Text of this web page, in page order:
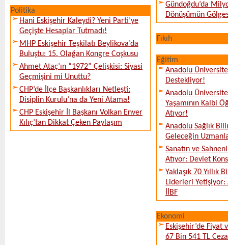
Politika
Hani Eskişehir Kaleydi? Yeni Parti’ye
Geçişte Hesaplar Tutmadı!
MHP Eskişehir Teşkilatı Beylikova’da
Buluştu: 15. Olağan Kongre Coşkusu
Ahmet Ataç’ın “1972” Çelişkisi: Siyasi
Geçmişini mi Unuttu?
CHP’de İlçe Başkanlıkları Netleşti:
Disiplin Kurulu’na da Yeni Atama!
CHP Eskişehir İl Başkanı Volkan Enver
Kılıç’tan Dikkat Çeken Paylaşım
Gündoğdu’da
Dönüşümün
Fıkıh
Eğitim
Anadolu
Destekliyor!
Anadolu
Yaşamının Kalbi
Atıyor!
Anadolu Sağlık
Geleceğin
Sanatın ve
Atıyor: Devlet
Yaklaşık 70 Yıllık
Liderleri
İİBF
Ekonomi
Eskişehir’de Fiyat
67 Bin 541 TL